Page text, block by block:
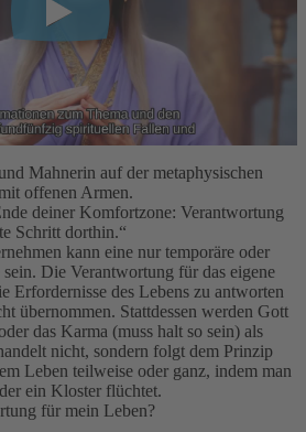
Mahnerin auf der metaphysischen
offenen Armen.
deiner Komfortzone: Verantwortung
Schritt dorthin.“
kann eine nur temporäre oder
sein. Die Verantwortung für das eigene
Erfordernisse des Lebens zu antworten
übernommen. Stattdessen werden Gott
das Karma (muss halt so sein) als
nicht, sondern folgt dem Prinzip
Leben teilweise oder ganz, indem man
ein Kloster flüchtet.
für mein Leben?